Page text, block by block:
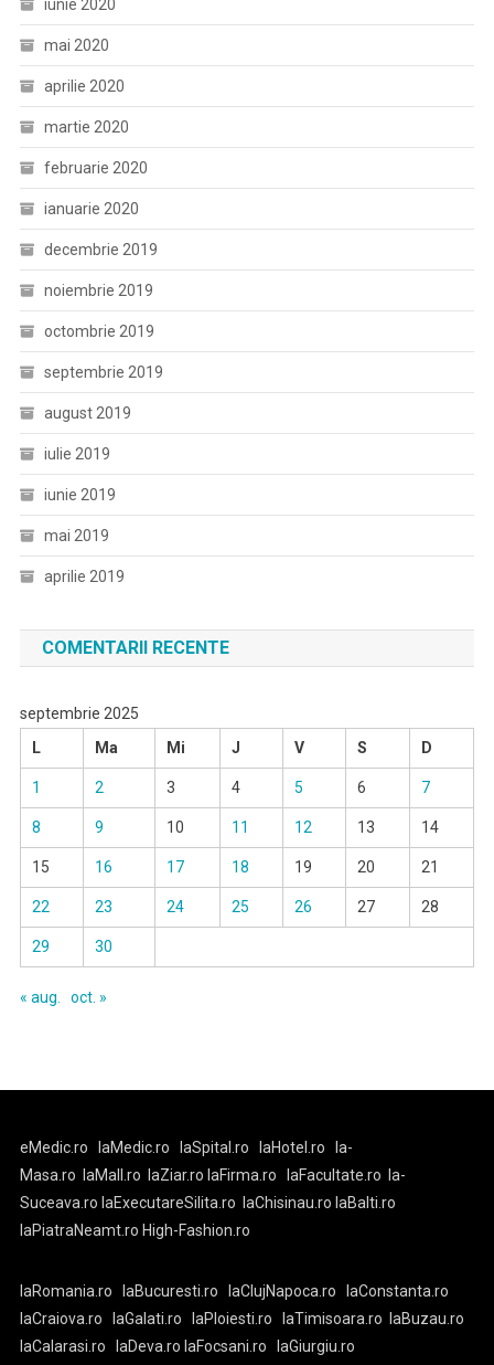
iunie 2020
mai 2020
aprilie 2020
martie 2020
februarie 2020
ianuarie 2020
decembrie 2019
noiembrie 2019
octombrie 2019
septembrie 2019
august 2019
iulie 2019
iunie 2019
mai 2019
aprilie 2019
COMENTARII RECENTE
septembrie 2025
L
Ma Mi J V S D
1 2 3 4 5 6 7
8 9 10 11 12 13 14
15 16 17 18 19 20 21
22 23 24 25 26 27 28
29 30
« aug. oct. »
eMedic.ro laMedic.ro laSpital.ro laHotel.ro
la-
Masa.ro
laMall.ro laZiar.ro laFirma.ro laFacultate.ro
la-
Suceava.ro laExecutareSilita.ro laChisinau.ro laBalti.ro
laPiatraNeamt.ro High-Fashion.ro
laRomania.ro laBucuresti.ro laClujNapoca.ro
laConstanta.ro
laCraiova.ro
laGalati.ro laPloiesti.ro laTimisoara.ro
laBuzau.ro
laCalarasi.ro
laDeva.ro laFocsani.ro laGiurgiu.ro